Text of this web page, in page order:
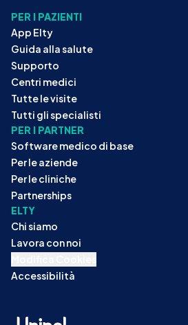
PER I PAZIENTI
App Elty
Guida alla salute
Supporto
Centri medici
Tutte le visite
Tutti gli specialisti
PER I PARTNER
Software medico di base
Per le aziende
Per le cliniche
Partnerships
ELTY
Chi siamo
Lavora con noi
Accessibilità